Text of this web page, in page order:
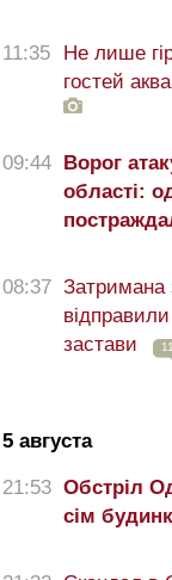
11:35
Не лише
гостей
09:44
Ворог
області:
08:37
застави
11
5 августа
21:53 Обстріл
сім